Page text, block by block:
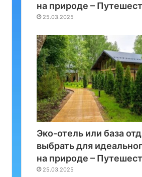
на природе –
25.03.2025
Эко-отель или база
выбрать для
на природе –
25.03.2025